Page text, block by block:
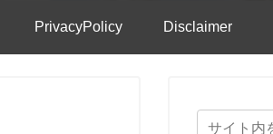
PrivacyPolicy Disclaimer